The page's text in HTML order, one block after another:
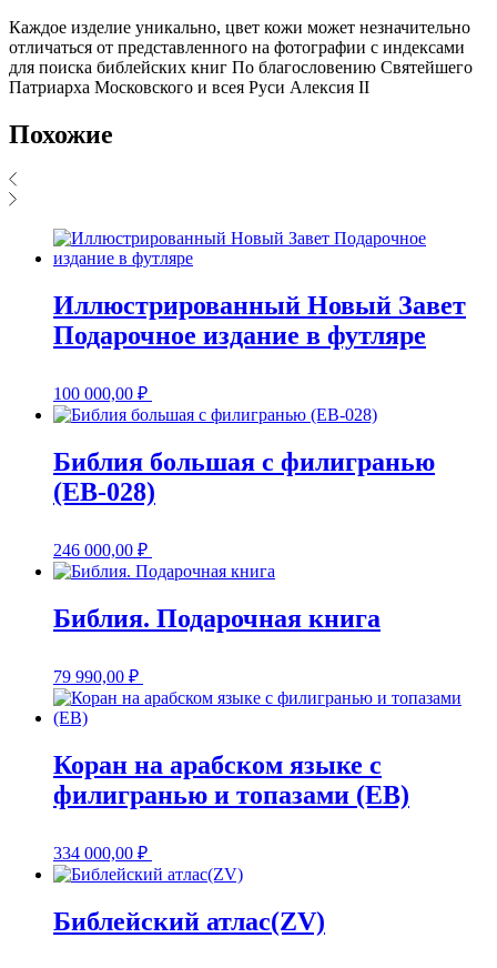
Каждое изделие уникально, цвет кожи может незначительно
отличаться от представленного на фотографии с индексами
для поиска библейских книг По благословению Святейшего
Патриарха Московского и всея Руси Алексия II
Похожие
Иллюстрированный Новый Завет
Подарочное издание в футляре
100 000,00 ₽
Библия большая с филигранью
(EB-028)
246 000,00 ₽
Библия. Подарочная книга
79 990,00 ₽
Коран на арабском языке с
филигранью и топазами (EB)
334 000,00 ₽
Библейский атлас(ZV)